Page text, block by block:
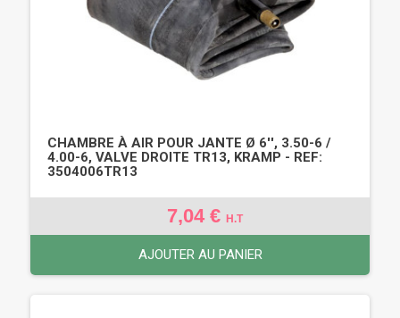
CHAMBRE À AIR POUR JANTE Ø 6'', 3.50-6 /
4.00-6, VALVE DROITE TR13, KRAMP - REF:
3504006TR13
7,04 € H.T
AJOUTER AU PANIER